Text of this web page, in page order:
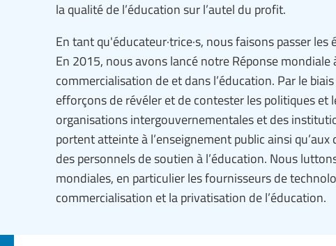
la qualité de l’éducation sur l’autel du profit.
En tant qu'éducateur·trice·s, nous faisons passer les
En 2015, nous avons lancé notre Réponse mondiale
commercialisation de et dans l’éducation. Par le
efforçons de révéler et de contester les politiques et
organisations intergouvernementales et des
portent atteinte à l’enseignement public ainsi
des personnels de soutien à l’éducation. Nous
mondiales, en particulier les fournisseurs de
commercialisation et la privatisation de l’éducation.